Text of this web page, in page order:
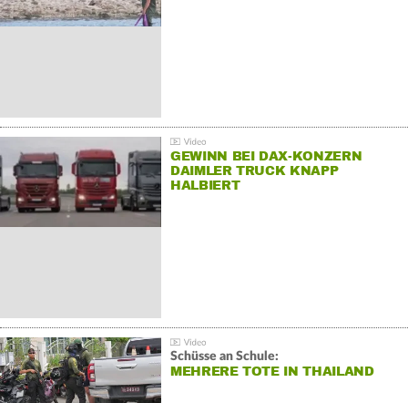
GEWINN BEI DAX-KONZERN
DAIMLER TRUCK KNAPP
HALBIERT
Schüsse an Schule:
MEHRERE TOTE IN THAILAND